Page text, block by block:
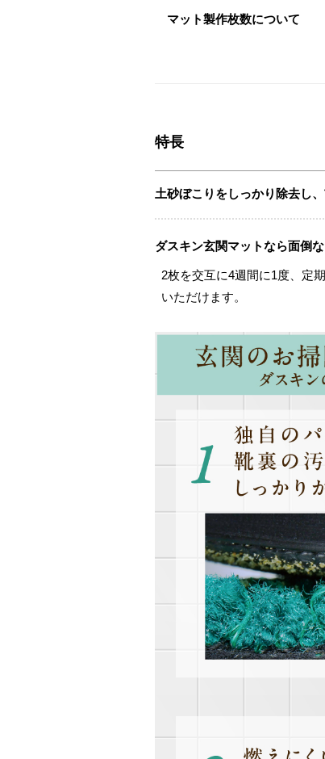
マット製作枚数について
特長
土砂ぼこりをしっかり除去し
ダスキン玄関マットなら面倒
2枚を交互に4週間に1度、定
いただけます。